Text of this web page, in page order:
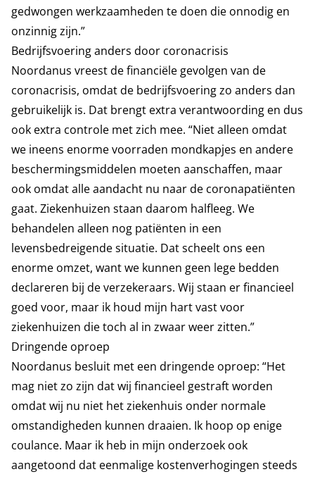
gedwongen werkzaamheden te doen die onnodig en
onzinnig zijn.”
Bedrijfsvoering anders door coronacrisis
Noordanus vreest de financiële gevolgen van de
coronacrisis, omdat de bedrijfsvoering zo anders dan
gebruikelijk is. Dat brengt extra verantwoording en dus
ook extra controle met zich mee. “Niet alleen omdat
we ineens enorme voorraden mondkapjes en andere
beschermingsmiddelen moeten aanschaffen, maar
ook omdat alle aandacht nu naar de coronapatiënten
gaat. Ziekenhuizen staan daarom halfleeg. We
behandelen alleen nog patiënten in een
levensbedreigende situatie. Dat scheelt ons een
enorme omzet, want we kunnen geen lege bedden
declareren bij de verzekeraars. Wij staan er financieel
goed voor, maar ik houd mijn hart vast voor
ziekenhuizen die toch al in zwaar weer zitten.”
Dringende oproep
Noordanus besluit met een dringende oproep: “Het
mag niet zo zijn dat wij financieel gestraft worden
omdat wij nu niet het ziekenhuis onder normale
omstandigheden kunnen draaien. Ik hoop op enige
coulance. Maar ik heb in mijn onderzoek ook
aangetoond dat eenmalige kostenverhogingen steeds